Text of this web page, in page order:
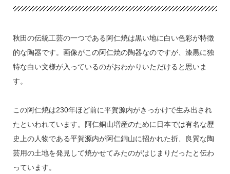
秋田の伝統工芸の一つである阿仁焼は黒い地に白い色彩が特徴
的な陶器です。画像がこの阿仁焼の陶器なのですが、漆黒に独
特な白い文様が入っているのがおわかりいただけると思いま
す。
この阿仁焼は230年ほど前に平賀源内がきっかけで生み出され
たといわれています。阿仁銅山増産のために日本では有名な歴
史上の人物である平賀源内が阿仁銅山に招かれた折、良質な陶
芸用の土地を発見して焼かせてみたのがはじまりだったと伝わ
っています。